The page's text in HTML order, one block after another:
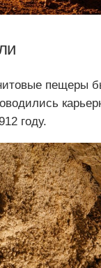
пещеры
году.